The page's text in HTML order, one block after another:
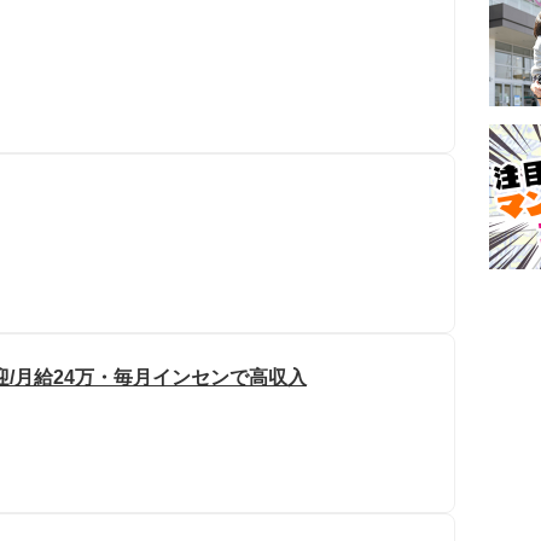
月給24万・毎月インセンで高収入